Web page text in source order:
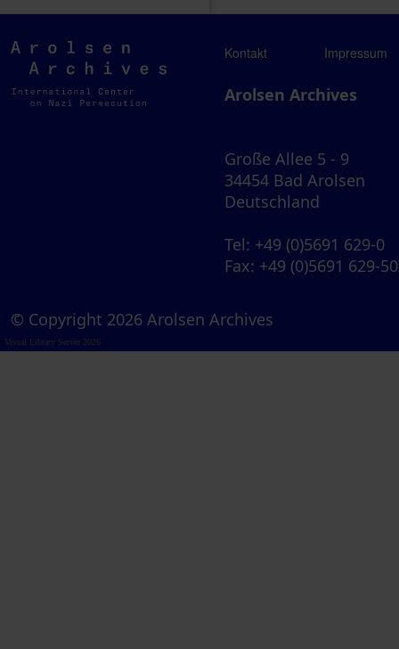
Arolsen
Archives
Kontakt Impressum
Arolsen Archives
Große Allee 5 - 9
34454 Bad Arolsen
Deutschland
Tel: +49 (0)5691 629-0
Fax: +49 (0)5691 629-
© Copyright 2026 Arolsen Archives
Visual Library Server 2026